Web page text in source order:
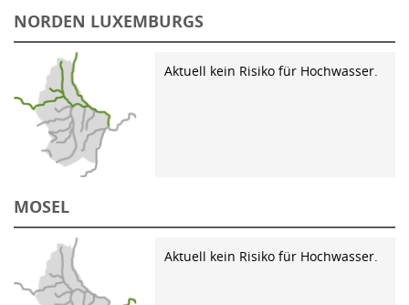
NORDEN LUXEMBURGS
Aktuell kein Risiko für Hochwasser.
MOSEL
Aktuell kein Risiko für Hochwasser.